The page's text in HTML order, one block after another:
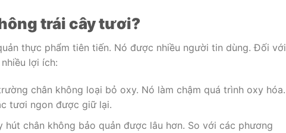
trái cây tươi?
thực phẩm tiên tiến. Nó được nhiều người tin dùng. Đối với
lợi ích:
chân không loại bỏ oxy. Nó làm chậm quá trình oxy hóa.
tươi ngon được giữ lại.
hút chân không bảo quản được lâu hơn. So với các phương